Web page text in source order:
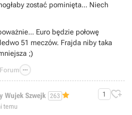
zostać pominięta... Niech
Euro będzie połowę
51 meczów. Frajda niby taka
;)
Forum 
Wujek Szwejk 263
temu
1 